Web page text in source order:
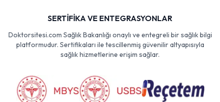
SERTİFİKA VE ENTEGRASYONLAR
Doktorsitesi.com Sağlık Bakanlığı onaylı ve entegreli bir sağlık bilgi
platformudur. Sertifikaları ile tescillenmiş güvenilir altyapısıyla
sağlık hizmetlerine erişim sağlar.